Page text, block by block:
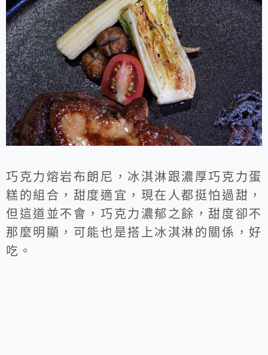
巧克力熔岩布朗尼，冰淇淋跟濃厚巧克力蛋
糕的組合，甜度適宜，現在人都挺怕過甜，
但這道並不會，巧克力濃郁之餘，甜度卻不
那麼明顯，可能也是搭上冰淇淋的關係，好
吃。